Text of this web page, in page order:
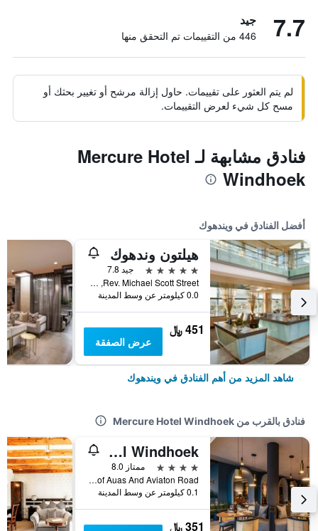
7.7 جيد
446 من التقييمات تم التحقق منها
لم يتم العثور على تقييمات. حاول إزالة مرشح أو تغيير بحثك أو
مسح كل شيء لعرض التقييمات.
فنادق مشابهة لـ Mercure Hotel
Windhoek
أفضل الفنادق في ويندهوك
هيلتون وندهوك
5 نجوم
جيد 7.8
Rev. Michael Scott Street, ويندهوك, ناميبيا
0.0 كيلومتر عن وسط المدينة
451 ﷼
عرض الصفقة
شاهد المزيد من أهم الفنادق في ويندهوك
فنادق بالقرب من Mercure Hotel Windhoek
Mövenpick Hotel Windhoek
4 نجوم
ممتاز 8.0
Corner of Auas And Aviaton Road, ويندهوك, ناميبيا
0.1 كيلومتر عن وسط المدينة
351 ﷼